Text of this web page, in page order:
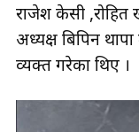
राजेश केसी ,रोहित
अध्यक्ष बिपिन
व्यक्त गरेका थिए ।